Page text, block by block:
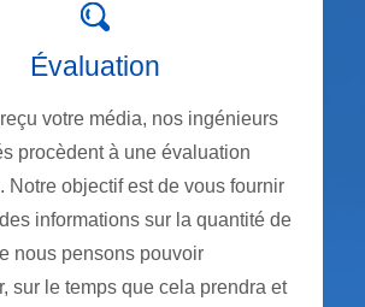
Évaluation
votre média, nos ingénieurs
procèdent à une évaluation
Notre objectif est de vous fournir
informations sur la quantité de
nous pensons pouvoir
sur le temps que cela prendra et